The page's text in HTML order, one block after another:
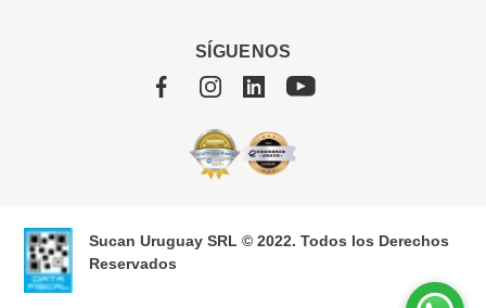
SÍGUENOS
Sucan Uruguay SRL © 2022. Todos los Derechos
Reservados